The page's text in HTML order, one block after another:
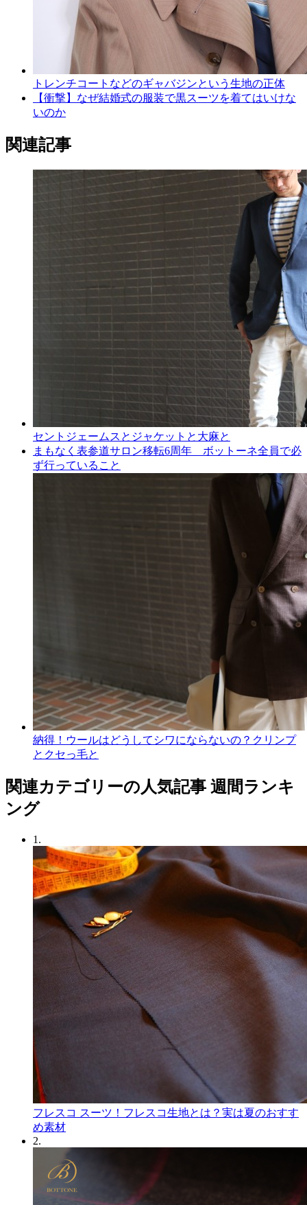
トレンチコートなどのギャバジンという生地の正体
【衝撃】なぜ結婚式の服装で黒スーツを着てはいけな
いのか
関連記事
セントジェームスとジャケットと大麻と
まもなく表参道サロン移転6周年 ボットーネ全員で必
ず行っていること
納得！ウールはどうしてシワにならないの？クリンプ
とクセっ毛と
関連カテゴリーの人気記事 週間ランキ
ング
1.
フレスコ スーツ！フレスコ生地とは？実は夏のおすす
め素材
2.